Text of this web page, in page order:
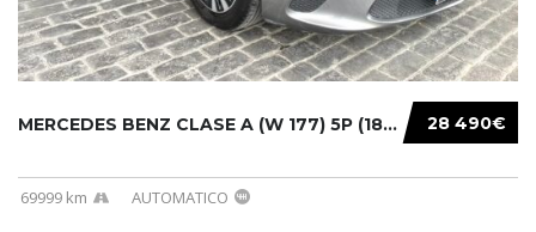
28 490€
MERCEDES BENZ CLASE A (W 177) 5P (18-) 2020....
69999 km AUTOMATICO